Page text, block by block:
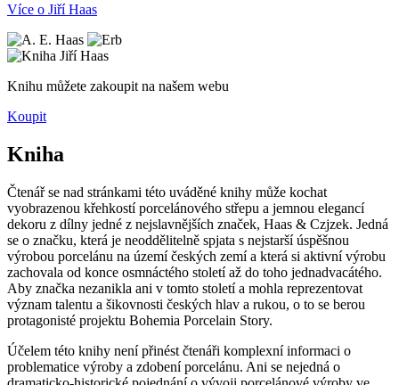
Více o Jiří Haas
Knihu můžete zakoupit na našem webu
Koupit
Kniha
Čtenář se nad stránkami této uváděné knihy může kochat
vyobrazenou křehkostí porcelánového střepu a jemnou elegancí
dekoru z dílny jedné z nejslavnějších značek, Haas & Czjzek. Jedná
se o značku, která je neoddělitelně spjata s nejstarší úspěšnou
výrobou porcelánu na území českých zemí a která si aktivní výrobu
zachovala od konce osmnáctého století až do toho jednadvacátého.
Aby značka nezanikla ani v tomto století a mohla reprezentovat
význam talentu a šikovnosti českých hlav a rukou, o to se berou
protagonisté projektu Bohemia Porcelain Story.
Účelem této knihy není přinést čtenáři komplexní informaci o
problematice výroby a zdobení porcelánu. Ani se nejedná o